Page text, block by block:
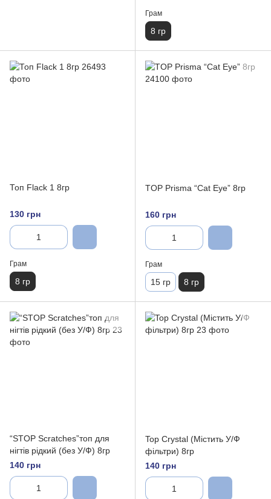
Грам
8 гр
Топ Flack 1 8гр
130 грн
Грам
8 гр
TOP Prisma “Cat Eye” 8гр
160 грн
Грам
15 гр 8 гр
“STOP Scratches”топ для
нігтів рідкий (без У/Ф) 8гр
140 грн
Top Crystal (Містить У/Ф
фільтри) 8гр
140 грн